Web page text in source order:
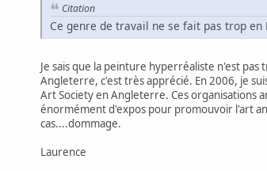
Citation
Ce genre de travail ne se fait pas trop en
Je sais que la peinture hyperréaliste n'est
Angleterre, c'est très apprécié. En 2006, je
Art Society en Angleterre. Ces organisations
énormément d'expos pour promouvoir l'art
cas....dommage.
Laurence